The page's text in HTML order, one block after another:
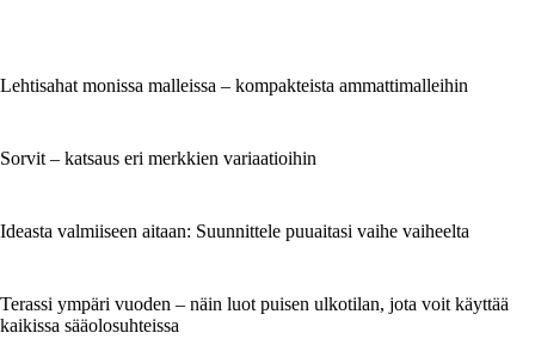
Lehtisahat monissa malleissa – kompakteista ammattimalleihin
Sorvit – katsaus eri merkkien variaatioihin
Ideasta valmiiseen aitaan: Suunnittele puuaitasi vaihe vaiheelta
Terassi ympäri vuoden – näin luot puisen ulkotilan, jota voit käyttää
kaikissa sääolosuhteissa